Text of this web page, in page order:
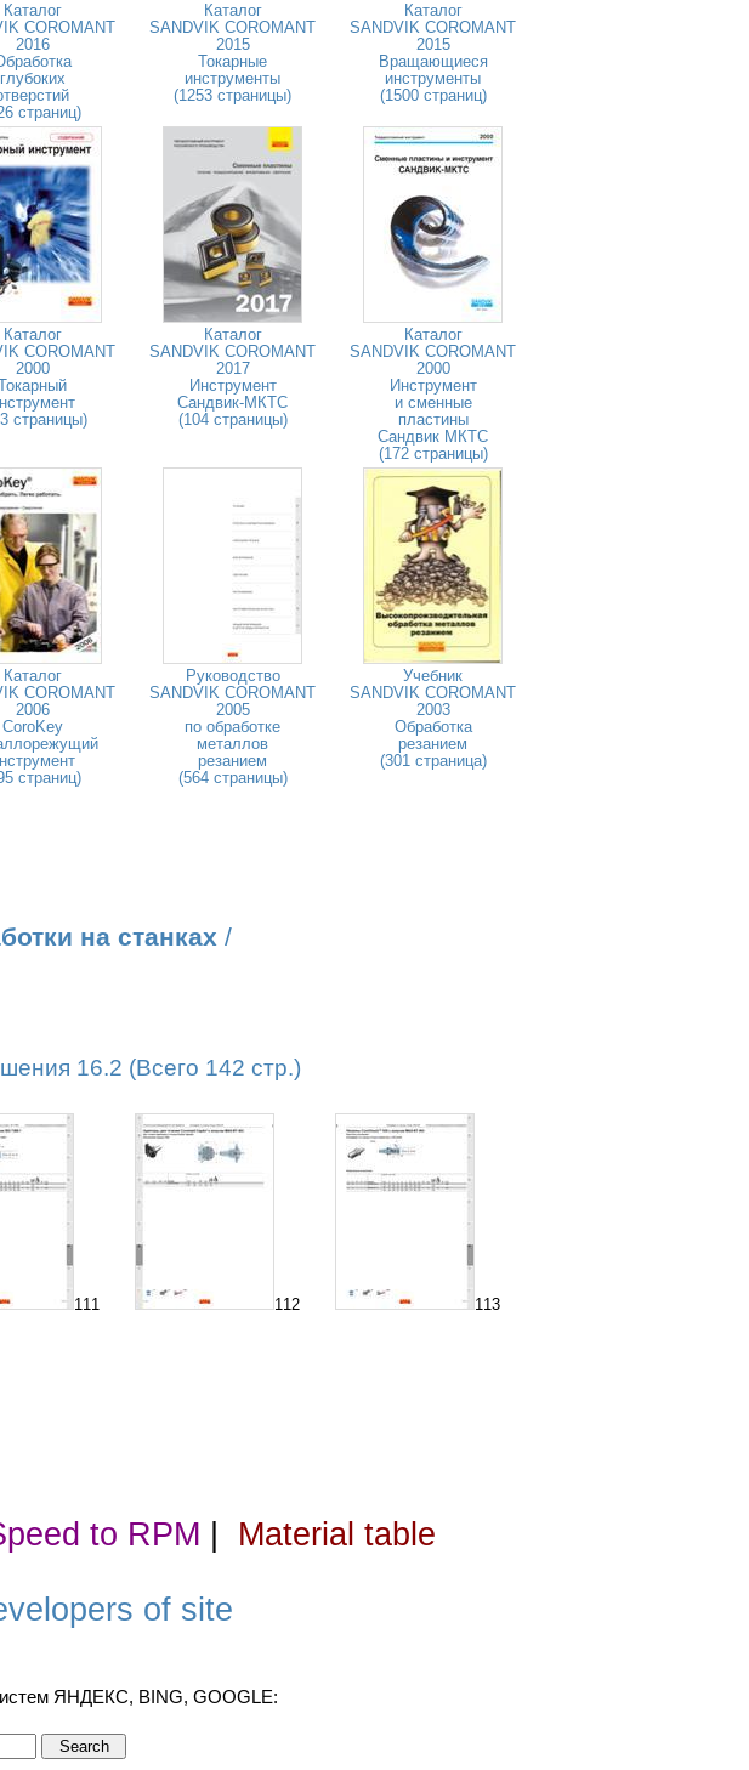
Каталог
COROMANT
2016
глубоких
страниц)
Каталог
SANDVIK COROMANT
2015
Токарные
инструменты
(1253 страницы)
Каталог
SANDVIK COROMANT
2015
Вращающиеся
инструменты
(1500 страниц)
Каталог
COROMANT
2000
страницы)
Каталог
SANDVIK COROMANT
2017
Инструмент
Сандвик-МКТС
(104 страницы)
Каталог
SANDVIK COROMANT
2000
Инструмент
и сменные
пластины
Сандвик МКТС
(172 страницы)
Каталог
COROMANT
2006
CoroKey
страниц)
Руководство
SANDVIK COROMANT
2005
по обработке
металлов
резанием
(564 страницы)
Учебник
SANDVIK COROMANT
2003
Обработка
резанием
(301 страница)
на станках /
16.2 (Всего 142 стр.)
111 112 113
to RPM Material table
of site
ЯНДЕКС, BING, GOOGLE: